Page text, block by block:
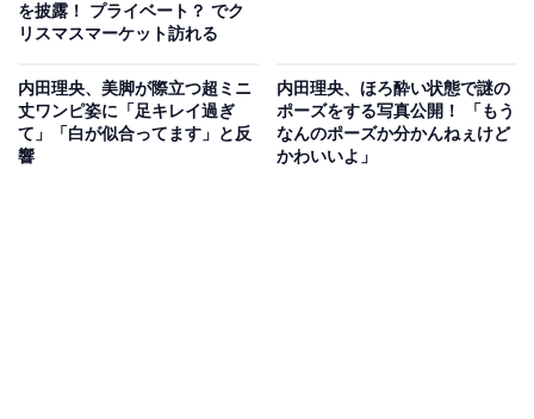
を披露！ プライベート？ でク
リスマスマーケット訪れる
内田理央、美脚が際立つ超ミニ
丈ワンピ姿に「足キレイ過ぎ
て」「白が似合ってます」と反
響
内田理央、ほろ酔い状態で謎の
ポーズをする写真公開！ 「もう
なんのポーズか分かんねぇけど
かわいいよ」